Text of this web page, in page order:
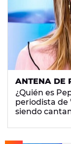
ANTENA DE
¿Quién es
periodista de
siendo